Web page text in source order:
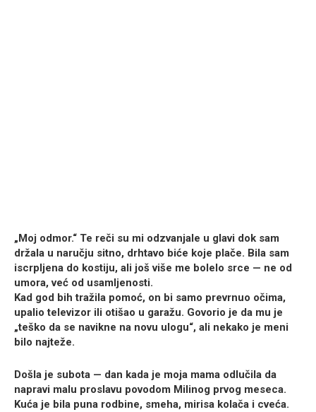
„Moj odmor.“ Te reči su mi odzvanjale u glavi dok sam
držala u naručju sitno, drhtavo biće koje plače. Bila sam
iscrpljena do kostiju, ali još više me bolelo srce — ne od
umora, već od usamljenosti.
Kad god bih tražila pomoć, on bi samo prevrnuo očima,
upalio televizor ili otišao u garažu. Govorio je da mu je
„teško da se navikne na novu ulogu“, ali nekako je meni
bilo najteže.
Došla je subota — dan kada je moja mama odlučila da
napravi malu proslavu povodom Milinog prvog meseca.
Kuća je bila puna rodbine, smeha, mirisa kolača i cveća.